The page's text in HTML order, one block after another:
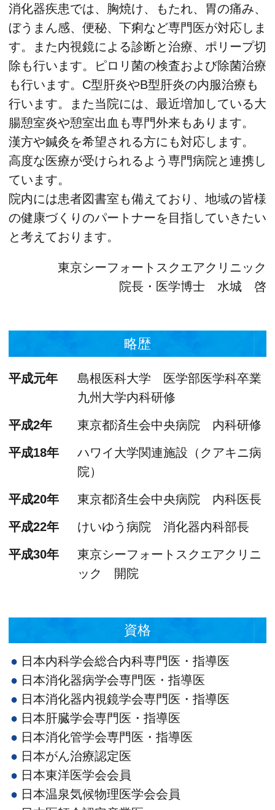
消化器疾患では、胸焼け、もたれ、胃の痛み、
ぼうまん感、便秘、下痢など専門医が対応しま
す。また内視鏡による診断と治療、ポリープ切
除も行います。ピロリ菌の検査および除菌治療
も行います。C型肝炎やB型肝炎の内服治療も
行います。また当院には、最近増加している大
腸憩室炎や憩室出血も専門外来もあります。
漢方や鍼灸を希望される方にも対応します。
高度な医療が受けられるよう専門病院と連携し
ています。
院内には患者図書室も備えており、地域の皆様
の健康づくりのパートナーを目指していきたい
と考えております。
東京シーフォートスクエアクリニック
院長・医学博士 水城 啓
略歴
平成元年
島根医科大学 医学部医学科卒業
九州大学内科研修
平成2年 東京都済生会中央病院 内科研修
平成18年
ハワイ大学関連施設（クアキニ病
院）
平成20年 東京都済生会中央病院 内科医長
平成22年 けいゆう病院 消化器内科部長
平成30年
東京シーフォートスクエアクリニ
ック 開院
資格
日本内科学会総合内科専門医・指導医
日本消化器病学会専門医・指導医
日本消化器内視鏡学会専門医・指導医
日本肝臓学会専門医・指導医
日本消化管学会専門医・指導医
日本がん治療認定医
日本東洋医学会会員
日本温泉気候物理医学会会員